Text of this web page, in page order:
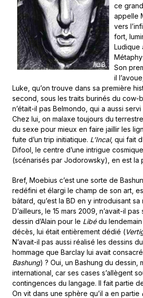
ce
appelle
vers
fort,
Ludique
Son
il
Luke, qu’on trouve dans sa première
second, sous les traits burinés du cow-
n’était-il pas Belmondo, qui a aussi
Chez lui, on malaxe toujours du
du sexe pour mieux en faire jaillir les
fuite d’un trip initiatique. L’Incal, qui fait
Difool, le centre d’une intrigue
(scénarisés par Jodorowsky), en est la
Bref, Moebius c’est une sorte de
redéfini et élargi le champ de son art,
bâtard, qu’est la BD en y introduisant sa
D’ailleurs, le 15 mars 2009, n’avait-il
dessin d’Alain pour le Libédu lendemain
décès, lui était entièrement dédié (
N’avait-il pas aussi réalisé les dessins
hommage que Barclay lui avait
Bashung) ? Oui, un Bashung du dessin,
international, car ses cases s’allègent
contingences du langage. Il fait partie
On vit dans une sphère qu’il a en partie